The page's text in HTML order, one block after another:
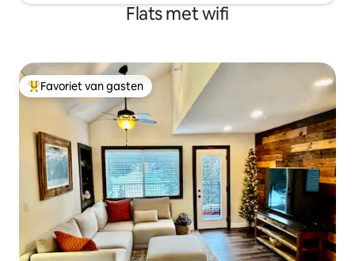
Flats met wifi
Topfavoriet van gasten
Favoriet van gasten